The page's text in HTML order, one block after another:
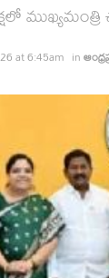
ముఖ్యమంత్రి
at 6:45am in